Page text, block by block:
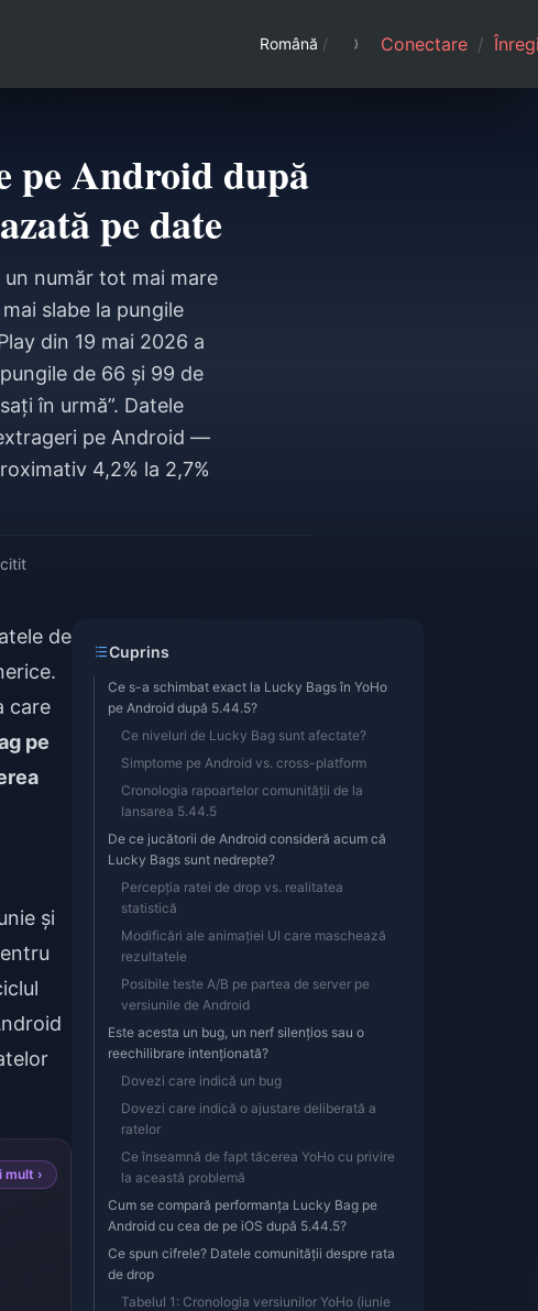
Română / Conectare /
pe Android după
pe date
număr tot mai mare
slabe la pungile
din 19 mai 2026 a
de 66 și 99 de
în urmă”. Datele
pe Android —
4,2% la 2,7%
de
care
pe
și
mult ›
Cuprins
Ce s-a schimbat exact la Lucky Bags în YoHo
pe Android după 5.44.5?
Ce niveluri de Lucky Bag sunt afectate?
Simptome pe Android vs. cross-platform
Cronologia rapoartelor comunității de la
lansarea 5.44.5
De ce jucătorii de Android consideră acum că
Lucky Bags sunt nedrepte?
Percepția ratei de drop vs. realitatea
statistică
Modificări ale animației UI care maschează
rezultatele
Posibile teste A/B pe partea de server pe
versiunile de Android
Este acesta un bug, un nerf silențios sau o
reechilibrare intenționată?
Dovezi care indică un bug
Dovezi care indică o ajustare deliberată a
ratelor
Ce înseamnă de fapt tăcerea YoHo cu privire
la această problemă
Cum se compară performanța Lucky Bag pe
Android cu cea de pe iOS după 5.44.5?
Ce spun cifrele? Datele comunității despre rata
de drop
Tabelul 1: Cronologia versiunilor YoHo (iunie